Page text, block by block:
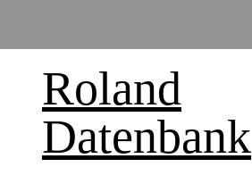
Roland
Datenbank